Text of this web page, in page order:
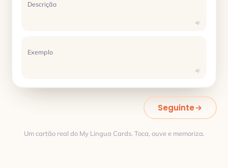
Descrição
Exemplo
Seguinte
Um cartão real do My Lingua Cards. Toca, ouve e memoriza.